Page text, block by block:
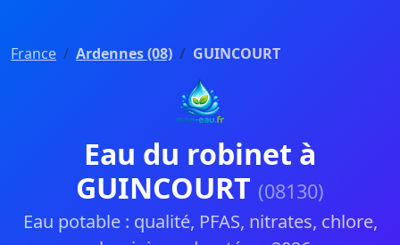
France Ardennes (08) GUINCOURT
Eau du robinet à
GUINCOURT (08130)
Eau potable : qualité, PFAS, nitrates, chlore,